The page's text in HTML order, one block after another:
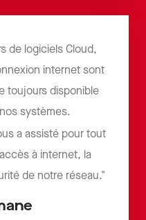
de logiciels Cloud,
internet sont
toujours disponible
systèmes.
a assisté pour tout
à internet, la
de notre réseau."